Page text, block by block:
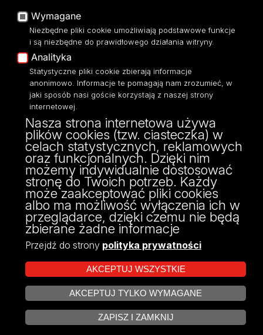
Moodle
Eksperci UŁ
Polityka Prywatności
Dostępność
ul. Narutowicza 68, 90-136 Łódź
NIP: 724 000 32 43
Adres do doręczeń elektronicznych (ADE):
AE:PL-74796-17640-IHHIV-17
KONTAKT
Projekt Multiportalu UŁ współfinansowany z funduszy Unii Europejskiej w
ramach konkursu NCBR
Wymagane
Niezbędne pliki cookie umożliwiają podstawowe funkcje
i są niezbędne do prawidłowego działania witryny.
Analityka
Statystyczne pliki cookie zbierają informacje
anonimowo. Informacje te pomagają nam zrozumieć, w
jaki sposób nasi goście korzystają z naszej strony
internetowej.
Nasza strona internetowa używa
plików cookies (tzw. ciasteczka) w
celach statystycznych, reklamowych
oraz funkcjonalnych. Dzięki nim
możemy indywidualnie dostosować
stronę do Twoich potrzeb. Każdy
może zaakceptować pliki cookies
albo ma możliwość wyłączenia ich w
przeglądarce, dzięki czemu nie będą
zbierane żadne informacje
Przejdź do strony polityka prywatności
AKCEPTUJ WSZYSTKIE
AKCEPTUJ TYLKO WYMAGANE
ZAPISZ I ZAMKNIJ
ZARZĄDZAJ COOKIES